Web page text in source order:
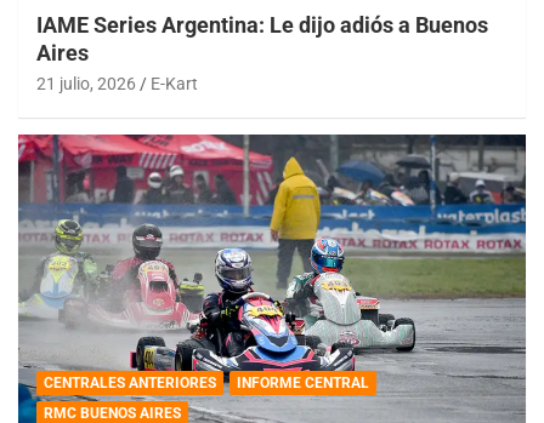
IAME Series Argentina: Le dijo adiós a Buenos
Aires
21 julio, 2026 E-Kart
CENTRALES ANTERIORES
INFORME CENTRAL
RMC BUENOS AIRES